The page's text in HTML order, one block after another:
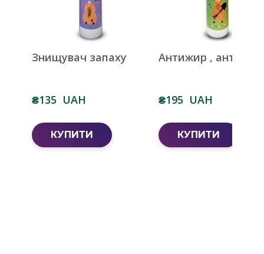
Знищувач запаху
₴135  UAH
КУПИТИ
Антижир ,
₴195  UAH
КУПИТИ